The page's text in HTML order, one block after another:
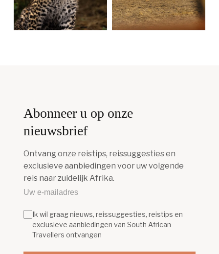
Abonneer u op onze
nieuwsbrief
Ontvang onze reistips, reissuggesties en
exclusieve aanbiedingen voor uw volgende
reis naar zuidelijk Afrika.
Ik wil graag nieuws, reissuggesties, reistips en
exclusieve aanbiedingen van South African
Travellers ontvangen